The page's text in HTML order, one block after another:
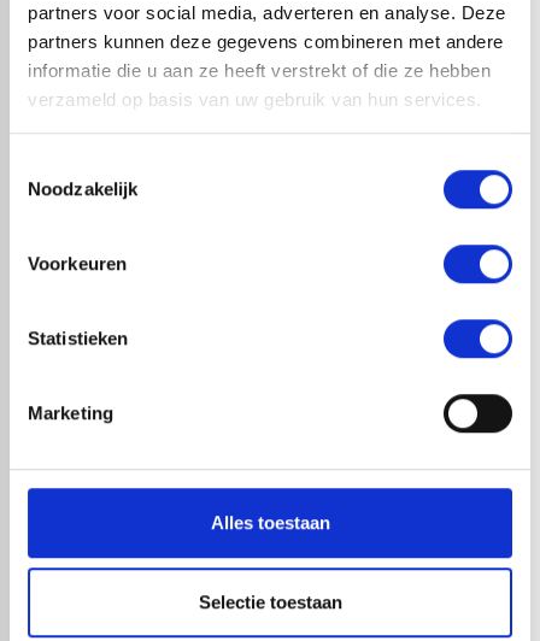
partners voor social media, adverteren en analyse. Deze
partners kunnen deze gegevens combineren met andere
informatie die u aan ze heeft verstrekt of die ze hebben
verzameld op basis van uw gebruik van hun services.
Noodzakelijk
Voorkeuren
Statistieken
Marketing
Alles toestaan
Selectie toestaan
RedFox® EPDM strook |
0,75mm dik | Zwart | 100cm
x 20 mtr
RedFox® EPDM strook |
0,75mm dik | Zwart | 95cm x
RedFox® EPDM strook |